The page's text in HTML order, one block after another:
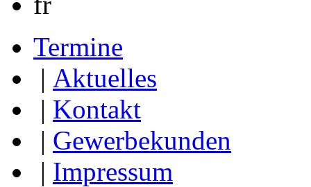
Termine
| Aktuelles
| Kontakt
| Gewerbekunden
| Impressum